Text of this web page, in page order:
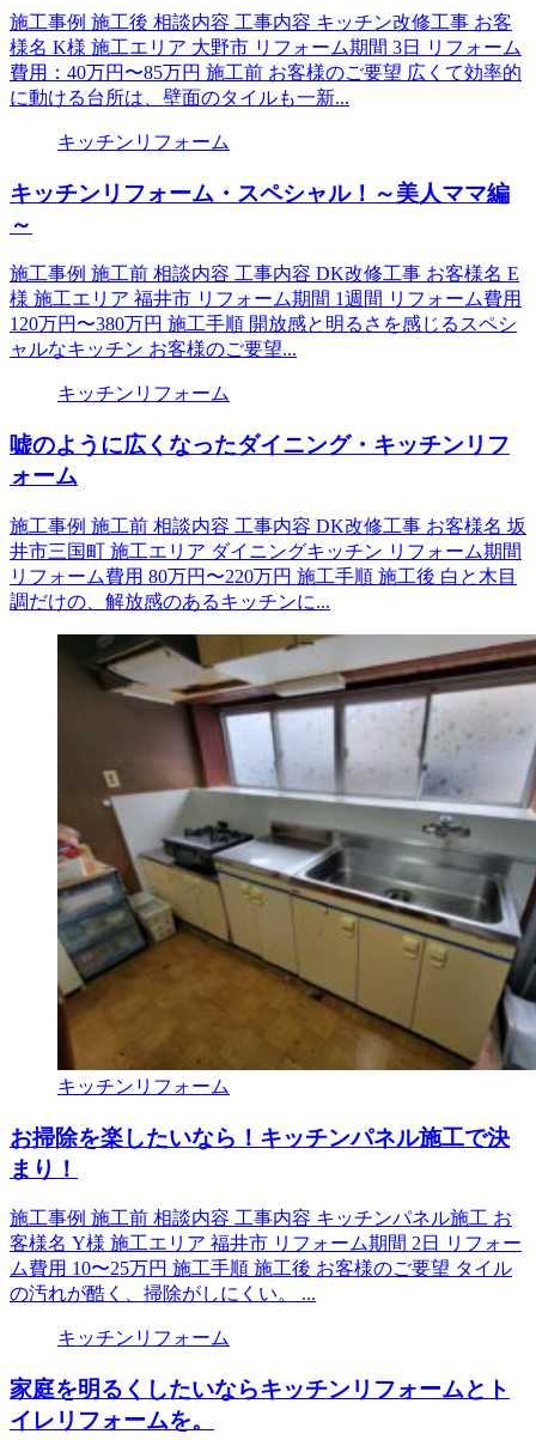
施工事例 施工後 相談内容 工事内容 キッチン改修工事 お客
様名 K様 施工エリア 大野市 リフォーム期間 3日 リフォーム
費用：40万円〜85万円 施工前 お客様のご要望 広くて効率的
に動ける台所は、壁面のタイルも一新...
キッチンリフォーム
キッチンリフォーム・スペシャル！～美人ママ編
～
施工事例 施工前 相談内容 工事内容 DK改修工事 お客様名 E
様 施工エリア 福井市 リフォーム期間 1週間 リフォーム費用
120万円〜380万円 施工手順 開放感と明るさを感じるスペシ
ャルなキッチン お客様のご要望...
キッチンリフォーム
嘘のように広くなったダイニング・キッチンリフ
ォーム
施工事例 施工前 相談内容 工事内容 DK改修工事 お客様名 坂
井市三国町 施工エリア ダイニングキッチン リフォーム期間
リフォーム費用 80万円〜220万円 施工手順 施工後 白と木目
調だけの、解放感のあるキッチンに...
キッチンリフォーム
お掃除を楽したいなら！キッチンパネル施工で決
まり！
施工事例 施工前 相談内容 工事内容 キッチンパネル施工 お
客様名 Y様 施工エリア 福井市 リフォーム期間 2日 リフォー
ム費用 10〜25万円 施工手順 施工後 お客様のご要望 タイル
の汚れが酷く、掃除がしにくい。 ...
キッチンリフォーム
家庭を明るくしたいならキッチンリフォームとト
イレリフォームを。